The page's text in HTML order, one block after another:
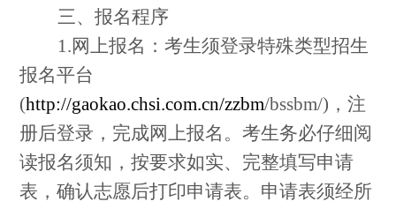
三、报名程序
1.网上报名：考生须登录特殊类型招生
报名平台
(http://gaokao.chsi.com.cn/zzbm/bssbm/) ，注
册后登录，完成网上报名。考生务必仔细阅
读报名须知，按要求如实、完整填写申请
表，确认志愿后打印申请表。申请表须经所